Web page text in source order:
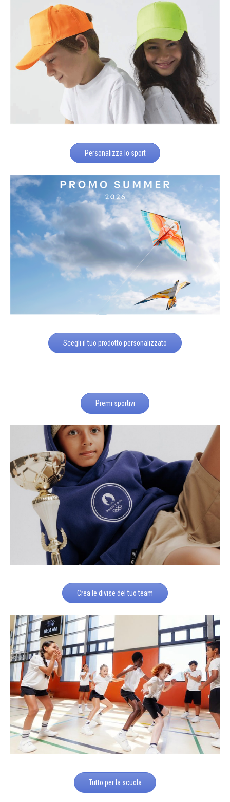
Personalizza lo sport
Scegli il tuo prodotto personalizzato
Premi sportivi
Crea le divise del tuo team
Tutto per la scuola